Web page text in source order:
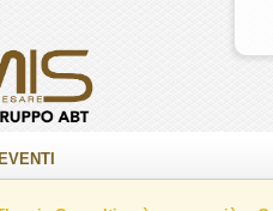
EVENTI